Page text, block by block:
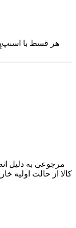
هر قسط با
کالا از حالت اولیه